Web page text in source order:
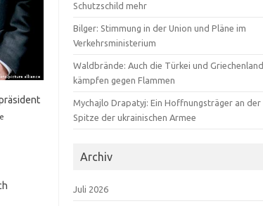
Schutzschild mehr
Bilger: Stimmung in der Union und Pläne im
Verkehrsministerium
Waldbrände: Auch die Türkei und Griechenland
kämpfen gegen Flammen
Mychajlo Drapatyj: Ein Hoffnungsträger an der
Spitze der ukrainischen Armee
Archiv
Juli 2026